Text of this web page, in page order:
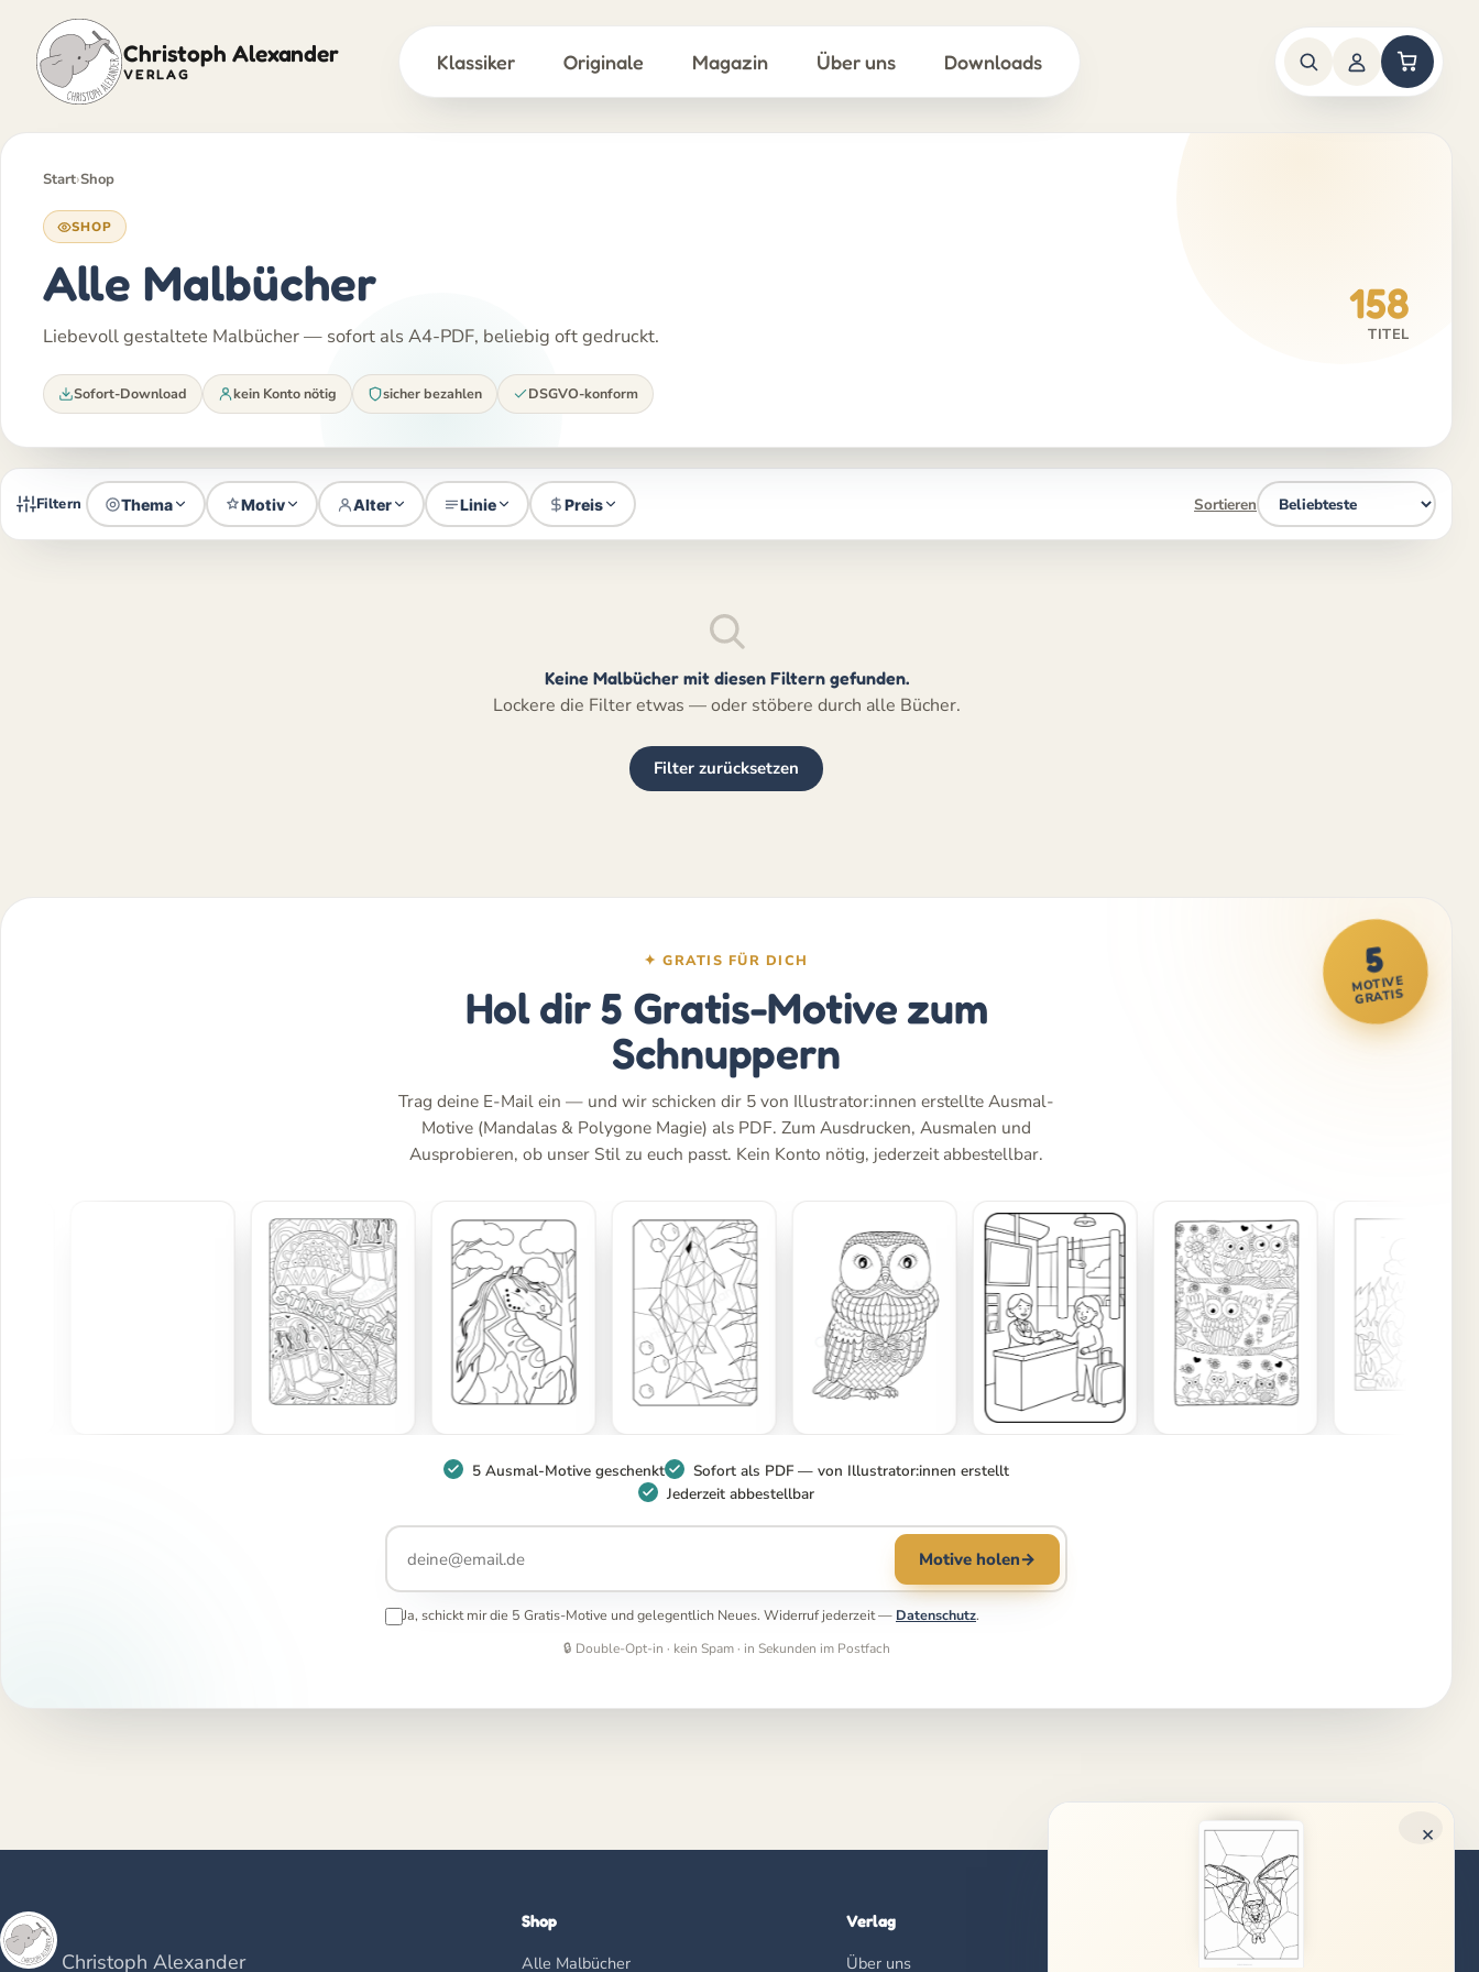
Christoph Alexander
VERLAG
Klassiker Originale Magazin Über uns Downloads
springen
Start›Shop
SHOP
Alle Malbücher
Liebevoll gestaltete Malbücher — sofort als A4-PDF, beliebig oft gedruckt.
158
TITEL
Sofort-Download kein Konto nötig sicher bezahlen DSGVO-konform
Filtern Thema Motiv Alter Linie Preis Sortieren
Keine Malbücher mit diesen Filtern gefunden.
Lockere die Filter etwas — oder stöbere durch alle Bücher.
Filter zurücksetzen
5
MOTIVE
GRATIS
✦ GRATIS FÜR DICH
Hol dir 5 Gratis-Motive zum
Schnuppern
Trag deine E-Mail ein — und wir schicken dir 5 von Illustrator:innen erstellte Ausmal-
Motive (Mandalas & Polygone Magie) als PDF. Zum Ausdrucken, Ausmalen und
Ausprobieren, ob unser Stil zu euch passt. Kein Konto nötig, jederzeit abbestellbar.
5 Ausmal-Motive geschenkt
Sofort als PDF — von Illustrator:innen erstellt
Jederzeit abbestellbar
Motive holen→
Ja, schickt mir die 5 Gratis-Motive und gelegentlich Neues. Widerruf jederzeit — Datenschutz.
🔒 Double-Opt-in · kein Spam · in Sekunden im Postfach
Christoph Alexander
Shop
Alle Malbücher
Verlag
Über uns
Rechtliches
Impressum
×